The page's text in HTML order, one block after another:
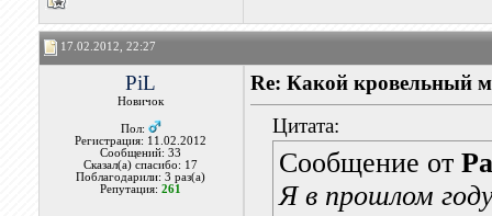
17.02.2012, 22:27
PiL
Новичок
Пол:
Регистрация: 11.02.2012
Сообщений: 33
Сказал(а) спасибо: 17
Поблагодарили: 3 раз(а)
Репутация:261
Re: Какой кровельный
Цитата:
Сообщение от
Я в прошлом